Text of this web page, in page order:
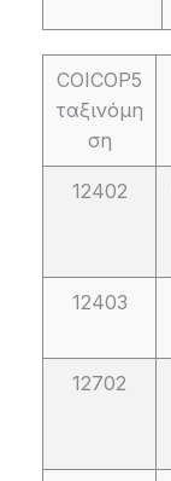
COICOP5
ταξινόμη
ση
12402
12403
12702